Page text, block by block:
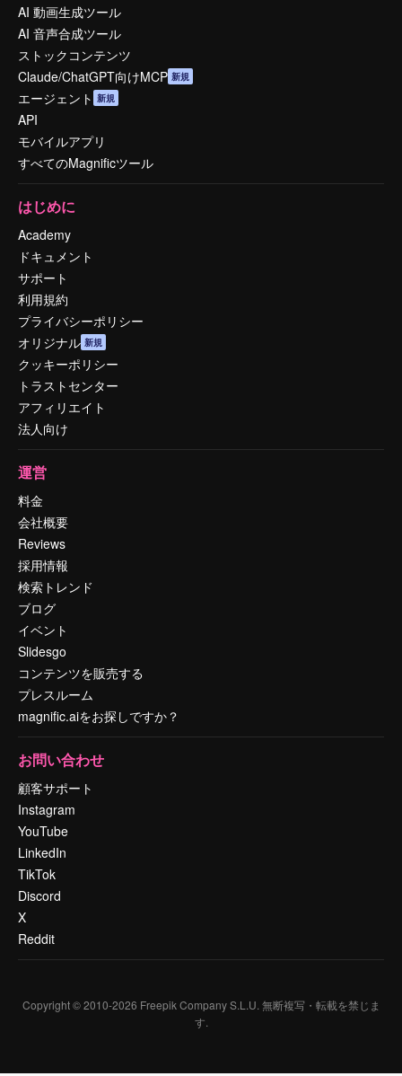
AI 動画生成ツール
AI 音声合成ツール
ストックコンテンツ
Claude/ChatGPT向けMCP 新規
エージェント 新規
API
モバイルアプリ
すべてのMagnificツール
はじめに
Academy
ドキュメント
サポート
利用規約
プライバシーポリシー
オリジナル 新規
クッキーポリシー
トラストセンター
アフィリエイト
法人向け
運営
料金
会社概要
Reviews
採用情報
検索トレンド
ブログ
イベント
Slidesgo
コンテンツを販売する
プレスルーム
magnific.aiをお探しですか？
お問い合わせ
顧客サポート
Instagram
YouTube
LinkedIn
TikTok
Discord
X
Reddit
Copyright © 2010-2026 Freepik Company S.L.U. 無断複写・転載を禁じま
す.